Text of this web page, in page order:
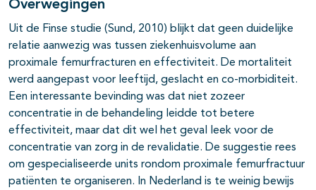
Overwegingen
Uit de Finse studie (Sund, 2010) blijkt dat geen duidelijke
relatie aanwezig was tussen ziekenhuisvolume aan
proximale femurfracturen en effectiviteit. De mortaliteit
werd aangepast voor leeftijd, geslacht en co-morbiditeit.
Een interessante bevinding was dat niet zozeer
concentratie in de behandeling leidde tot betere
effectiviteit, maar dat dit wel het geval leek voor de
concentratie van zorg in de revalidatie. De suggestie rees
om gespecialiseerde units rondom proximale femurfractuur
patiënten te organiseren. In Nederland is te weinig bewijs